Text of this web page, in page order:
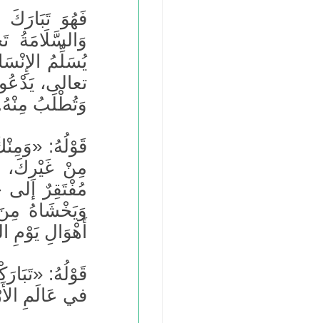
فَهُوَ
يُسَلِّمُ
تعالى،
وَتُطْلَبُ
قَوْلُهُ:
مِنْ غَيْرِكَ،
مُفْتَقِرٌ
وَيَخْشَاهُ
أَهْوَالِ يَوْمِ
قَوْلُهُ:
في عَالَمِ